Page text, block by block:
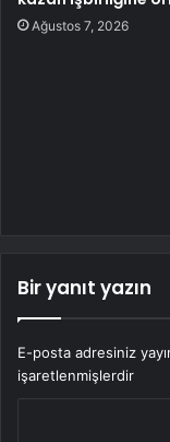
Ağustos 7, 2026
Bir yanıt yazın
E-posta adresiniz
işaretlenmişlerdir